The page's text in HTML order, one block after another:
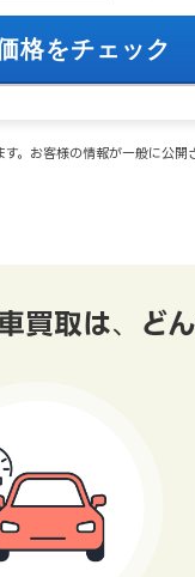
。お客様の情報が一般に公開
買取は、 ど